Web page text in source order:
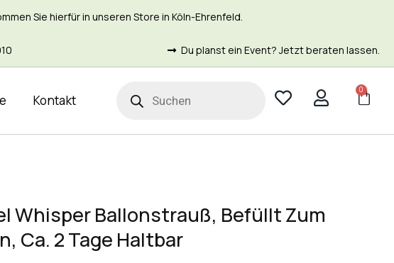
Sie hierfür in unseren Store in Köln-Ehrenfeld.
Du planst ein Event? Jetzt beraten lassen.
Kontakt
0
Whisper Ballonstrauß, Befüllt Zum
Ca. 2 Tage Haltbar